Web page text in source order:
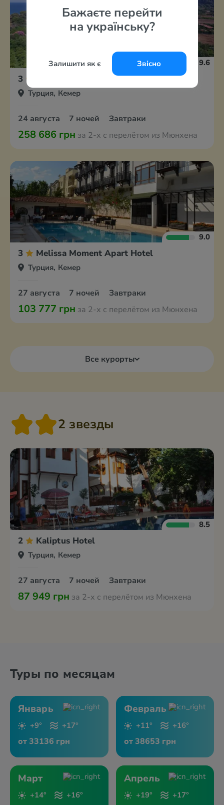
Бажаєте перейти
на українську?
Залишити як є Звісно 9.6
3
Турция, Кемер
24 августа 7 ночей Завтраки
258 686 грн за 2-х с перелётом из Мюнхена
9.0
3 Melissa Moment Apart Hotel
Турция, Кемер
27 августа 7 ночей Завтраки
103 777 грн за 2-х с перелётом из Мюнхена
Все курорты
2 звезды
8.5
2 Kaliptus Hotel
Турция, Кемер
27 августа 7 ночей Завтраки
87 949 грн за 2-х с перелётом из Мюнхена
Туры по месяцам
Январь
+9° +17°
от 33136 грн
Февраль
+11° +16°
от 38653 грн
Март
+14° +16°
Апрель
+19° +17°